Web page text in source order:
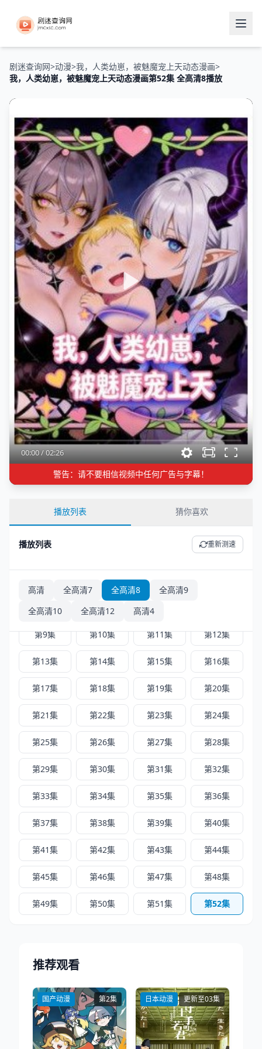
剧迷查询网>动漫>我，人类幼崽，被魅魔宠上天动态漫画>
我，人类幼崽，被魅魔宠上天动态漫画第52集 全高清8播放
00:00/02:26
警告：请不要相信视频中任何广告与字幕！
播放列表 猜你喜欢
播放列表 重新测速
高清 全高清7 全高清8
全高清9
全高清10
全高清12 高清4
正序 倒序
第2集 第3集
第5集 第6集 第7集
第9集 第10集 第11集 第12集
第13集 第14集 第15集 第16集
第17集 第18集 第19集 第20集
第21集 第22集 第23集 第24集
第25集 第26集 第27集 第28集
第29集 第30集 第31集 第32集
第33集 第34集 第35集 第36集
第37集 第38集 第39集 第40集
第41集 第42集 第43集 第44集
第45集 第46集 第47集 第48集
第49集 第50集 第51集 第52集
推荐观看
国产动漫 第2集 日本动漫 更新至03集